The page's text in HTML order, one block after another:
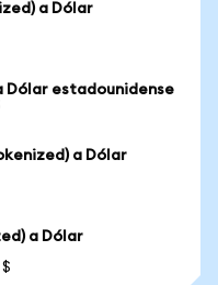
a Dólar
Dólar estadounidense
a Dólar
a Dólar